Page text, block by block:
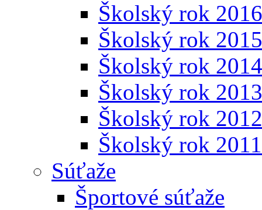
Školský rok
Školský rok
Školský rok
Školský rok
Školský rok
Školský rok
Súťaže
Športové súťaže